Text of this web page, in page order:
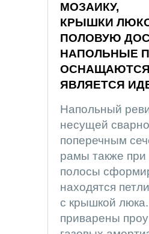
МОЗАИКУ,
КРЫШКИ
ПОЛОВУЮ
НАПОЛЬНЫЕ
ОСНАЩАЮТСЯ
ЯВЛЯЕТСЯ
Напольный
несущей
поперечным
рамы также
полосы
находятся
с крышкой
приварены